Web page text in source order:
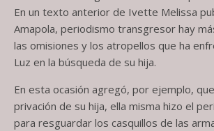
En un texto anterior de Ivette Melissa
Amapola, periodismo transgresor hay
las omisiones y los atropellos que ha
Luz en la búsqueda de su hija.
En esta ocasión agregó, por ejemplo,
privación de su hija, ella misma hizo el
para resguardar los casquillos de las